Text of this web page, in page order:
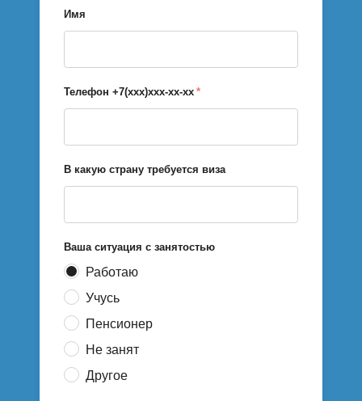
Имя
Телефон +7(xxx)xxx-xx-xx *
В какую страну требуется виза
Ваша ситуация с занятостью
Работаю
Учусь
Пенсионер
Не занят
Другое